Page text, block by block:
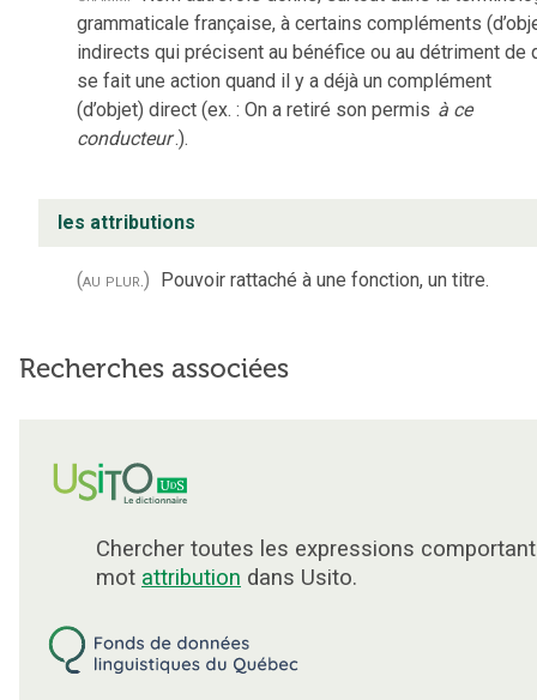
grammaticale française, à certains compléments
indirects qui précisent au bénéfice ou au détriment de
se fait une action quand il y a déjà un complément
(d’objet) direct (ex. : On a retiré son permis à ce
conducteur.).
les attributions
(au plur.) Pouvoir rattaché à une fonction, un titre.
Recherches associées
Chercher toutes les expressions
mot attribution dans Usito.